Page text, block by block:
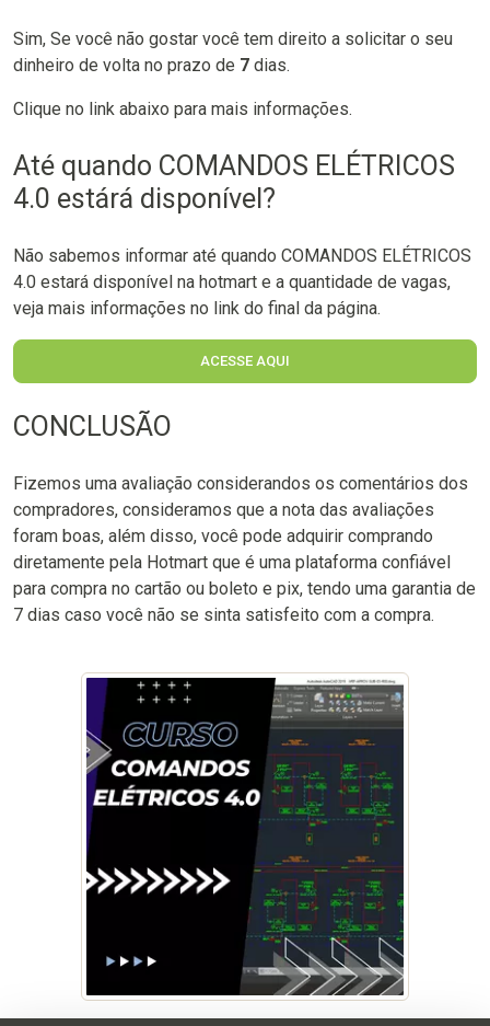
Sim, Se você não gostar você tem direito a solicitar o seu
dinheiro de volta no prazo de 7 dias.
Clique no link abaixo para mais informações.
Até quando COMANDOS ELÉTRICOS
4.0 estárá disponível?
Não sabemos informar até quando COMANDOS ELÉTRICOS
4.0 estará disponível na hotmart e a quantidade de vagas,
veja mais informações no link do final da página.
ACESSE AQUI
CONCLUSÃO
Fizemos uma avaliação considerandos os comentários dos
compradores, consideramos que a nota das avaliações
foram boas, além disso, você pode adquirir comprando
diretamente pela Hotmart que é uma plataforma confiável
para compra no cartão ou boleto e pix, tendo uma garantia de
7 dias caso você não se sinta satisfeito com a compra.